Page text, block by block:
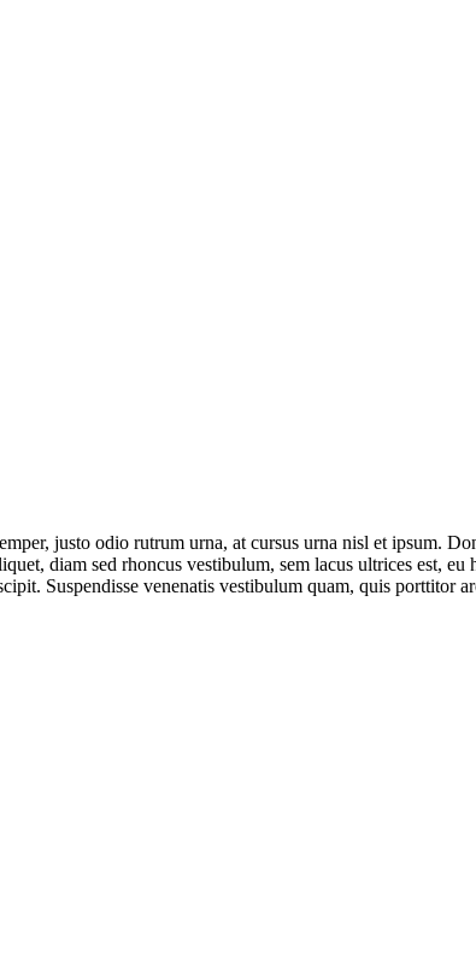
justo odio rutrum urna, at cursus urna nisl et ipsum.
diam sed rhoncus vestibulum, sem lacus ultrices est,
Suspendisse venenatis vestibulum quam, quis porttitor